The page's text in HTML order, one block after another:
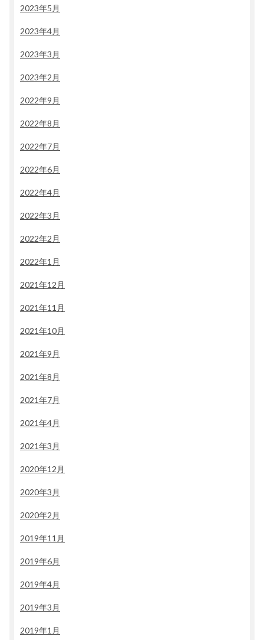
2023年5月
2023年4月
2023年3月
2023年2月
2022年9月
2022年8月
2022年7月
2022年6月
2022年4月
2022年3月
2022年2月
2022年1月
2021年12月
2021年11月
2021年10月
2021年9月
2021年8月
2021年7月
2021年4月
2021年3月
2020年12月
2020年3月
2020年2月
2019年11月
2019年6月
2019年4月
2019年3月
2019年1月